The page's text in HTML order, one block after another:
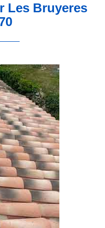
Les Bruyeres